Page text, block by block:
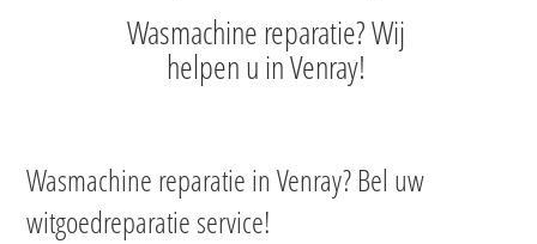
Wasmachine reparatie? Wij
helpen u in Venray!
Wasmachine reparatie in Venray? Bel uw
witgoedreparatie service!